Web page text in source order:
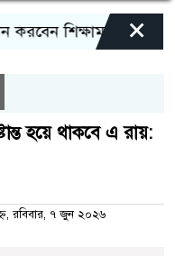
শিক্ষামন্ত্রী ×
হয়ে থাকবে এ রায়:
রবিবার, ৭ জুন ২০২৬